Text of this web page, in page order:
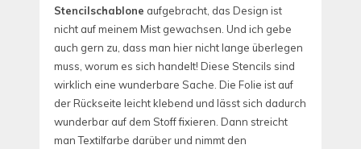
Stencilschablone aufgebracht, das Design ist
nicht auf meinem Mist gewachsen. Und ich gebe
auch gern zu, dass man hier nicht lange überlegen
muss, worum es sich handelt! Diese Stencils sind
wirklich eine wunderbare Sache. Die Folie ist auf
der Rückseite leicht klebend und lässt sich dadurch
wunderbar auf dem Stoff fixieren. Dann streicht
man Textilfarbe darüber und nimmt den